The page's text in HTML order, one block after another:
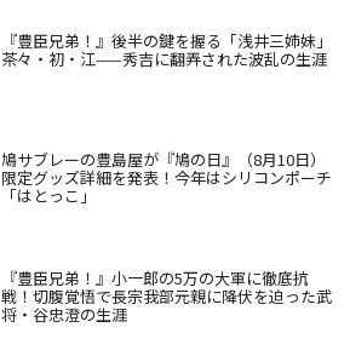
『豊臣兄弟！』後半の鍵を握る「浅井三姉妹」
茶々・初・江——秀吉に翻弄された波乱の生涯
鳩サブレーの豊島屋が『鳩の日』（8月10日）
限定グッズ詳細を発表！今年はシリコンポーチ
「はとっこ」
『豊臣兄弟！』小一郎の5万の大軍に徹底抗
戦！切腹覚悟で長宗我部元親に降伏を迫った武
将・谷忠澄の生涯